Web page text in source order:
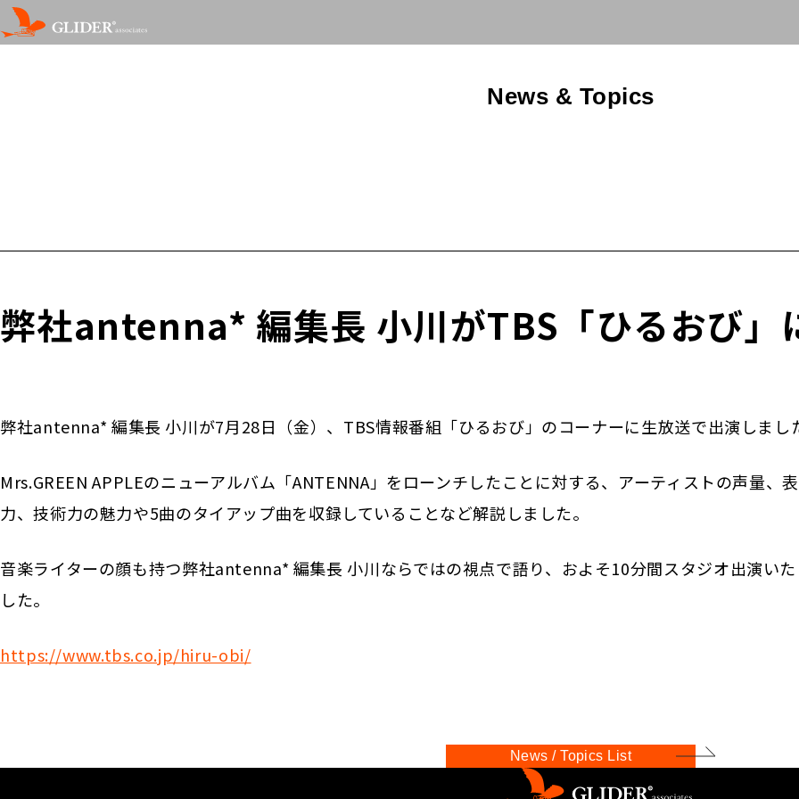
News & Topics
弊社antenna* 編集長 小川がTBS「ひるおび」
弊社antenna* 編集長 小川が7月28日（金）、TBS情報番組「ひるおび」のコーナーに生放送で出演しまし
Mrs.GREEN APPLEのニューアルバム「ANTENNA」をローンチしたことに対する、アーティストの声量、
力、技術力の魅力や5曲のタイアップ曲を収録していることなど解説しました。
音楽ライターの顔も持つ弊社antenna* 編集長 小川ならではの視点で語り、およそ10分間スタジオ出演いた
した。
https://www.tbs.co.jp/hiru-obi/
News / Topics List